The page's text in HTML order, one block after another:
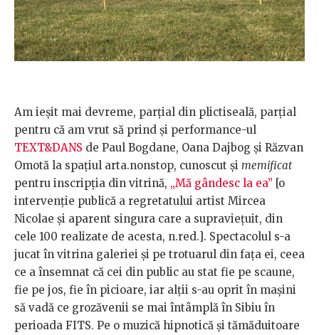
Am ieșit mai devreme, parțial din plictiseală, parțial
pentru că am vrut să prind și performance-ul
TEXT&DANS de Paul Bogdane, Oana Dajbog și Răzvan
Omotă la spațiul arta.nonstop, cunoscut și memificat
pentru inscripția din vitrină, „Mă gândesc la ea” [o
intervenție publică a regretatului artist Mircea
Nicolae și aparent singura care a supraviețuit, din
cele 100 realizate de acesta, n.red.]. Spectacolul s-a
jucat în vitrina galeriei și pe trotuarul din fața ei, ceea
ce a însemnat că cei din public au stat fie pe scaune,
fie pe jos, fie în picioare, iar alții s-au oprit în mașini
să vadă ce grozăvenii se mai întâmplă în Sibiu în
perioada FITS. Pe o muzică hipnotică și tămăduitoare